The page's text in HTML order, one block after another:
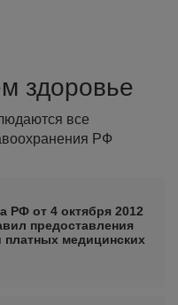
здоровье
все
РФ
РФ от 4 октября 2012
предоставления
медицинских